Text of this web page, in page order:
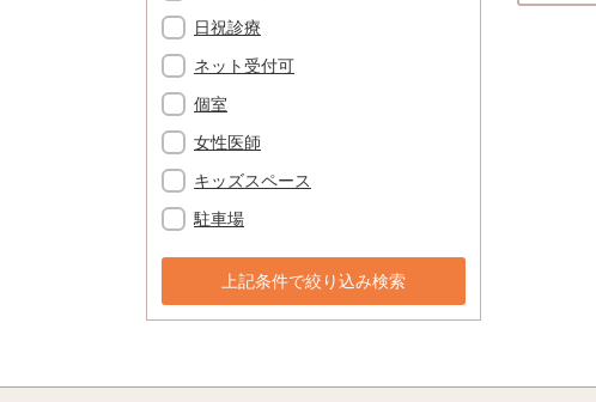
日祝診療
ネット受付可
個室
女性医師
キッズスペース
駐車場
上記条件で絞り込み検索